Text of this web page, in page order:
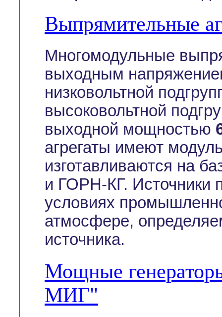
Выпрямительные
Многомодульные
выходным
низковольтной
высоковольтной
выходной мощностью
агрегаты имеют
изготавливаются на
и ГОРН-КГ. Источники
условиях
атмосфере,
источника.
Мощные
МИГ"